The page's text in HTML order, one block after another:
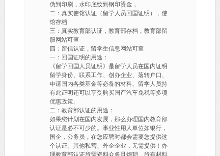
伪到印刷，水印底纹到钢印烫金，
二：真实使馆认证（留学人员回国证明），使
馆存档
三：真实教育部认证，教育部存档，教育部留
服网站可查
四：留信认证，留学生信息网站可查
一：回国证明的用途：
《留学回国人员证明》是留学人员在国内证明
留学身份、联系工作、创办企业、落转户口、
申请国内各类基金等必备的材料。留学人员持
有此证明还可以享受购买国产汽车免税等多项
优惠政策。
二：教育部认证的用途：
如果您计划在国内发展，那么办理国内教育部
认证是必不可少的。事业性用人单位如银行，
国企，公务员，在您应聘时都会需要您提供这
个认证。其他私营、外企企业，无需提供！办